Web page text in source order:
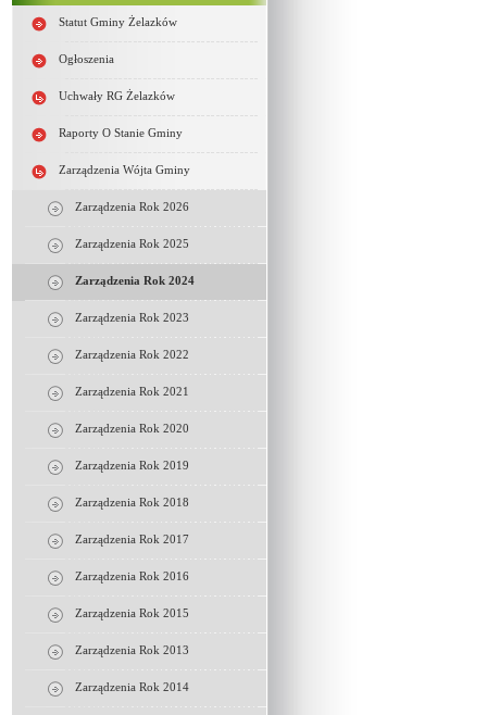
Statut Gminy Żelazków
Ogłoszenia
Uchwały RG Żelazków
Raporty O Stanie Gminy
Zarządzenia Wójta Gminy
Zarządzenia Rok 2026
Zarządzenia Rok 2025
Zarządzenia Rok 2024
Zarządzenia Rok 2023
Zarządzenia Rok 2022
Zarządzenia Rok 2021
Zarządzenia Rok 2020
Zarządzenia Rok 2019
Zarządzenia Rok 2018
Zarządzenia Rok 2017
Zarządzenia Rok 2016
Zarządzenia Rok 2015
Zarządzenia Rok 2013
Zarządzenia Rok 2014